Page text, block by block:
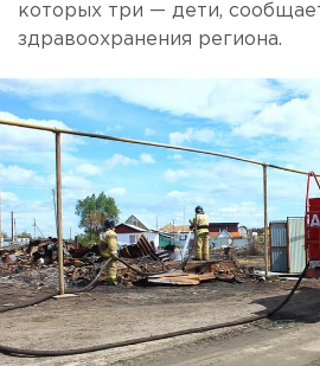
которых три — дети,
здравоохранения региона.